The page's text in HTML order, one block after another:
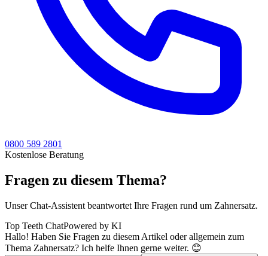
0800 589 2801
Kostenlose Beratung
Fragen zu diesem Thema?
Unser Chat-Assistent beantwortet Ihre Fragen rund um Zahnersatz.
Top Teeth ChatPowered by KI
Hallo! Haben Sie Fragen zu diesem Artikel oder allgemein zum
Thema Zahnersatz? Ich helfe Ihnen gerne weiter. 😊